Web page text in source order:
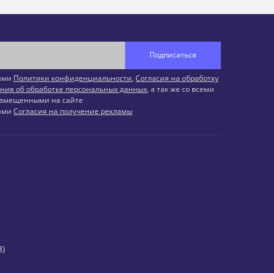
Подписаться
Политики конфиденциальности, Согласия на обработку
об обработке персональных данных, а так же со всеми
на сайте
Согласия на получение рекламы